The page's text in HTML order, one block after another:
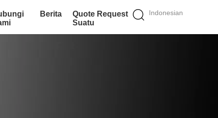
Indonesian
Berita
Quote Request
Suatu